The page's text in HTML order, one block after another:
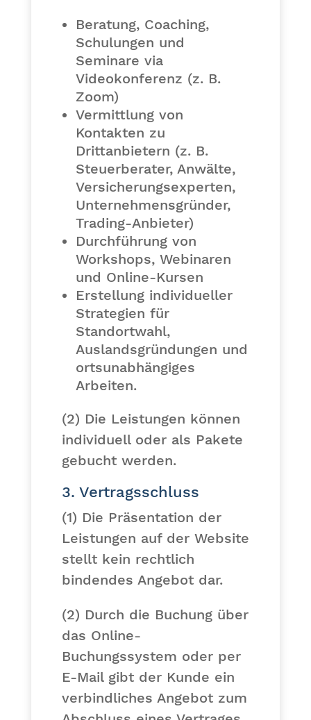
Beratung, Coaching,
Schulungen und
Seminare via
Videokonferenz (z. B.
Zoom)
Vermittlung von
Kontakten zu
Drittanbietern (z. B.
Steuerberater, Anwälte,
Versicherungsexperten,
Unternehmensgründer,
Trading-Anbieter)
Durchführung von
Workshops, Webinaren
und Online-Kursen
Erstellung individueller
Strategien für
Standortwahl,
Auslandsgründungen und
ortsunabhängiges
Arbeiten.
(2) Die Leistungen können
individuell oder als Pakete
gebucht werden.
3. Vertragsschluss
(1) Die Präsentation der
Leistungen auf der Website
stellt kein rechtlich
bindendes Angebot dar.
(2) Durch die Buchung über
das Online-
Buchungssystem oder per
E-Mail gibt der Kunde ein
verbindliches Angebot zum